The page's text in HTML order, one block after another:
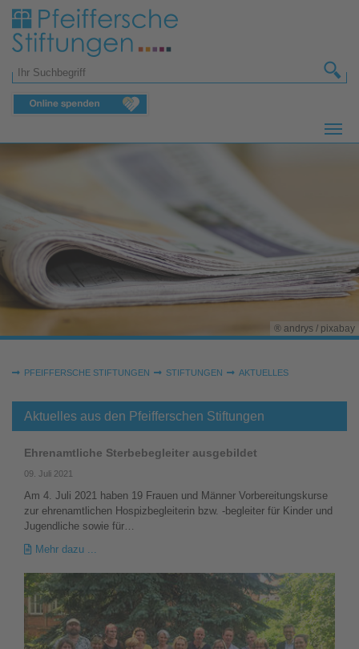
Zum Hauptinhalt springen
Suchformular
® andrys / pixabay
Sie sind hier:
PFEIFFERSCHE STIFTUNGEN STIFTUNGEN AKTUELLES
Aktuelles aus den Pfeifferschen Stiftungen
Ehrenamtliche Sterbebegleiter ausgebildet
09. Juli 2021
Am 4. Juli 2021 haben 19 Frauen und Männer Vorbereitungskurse
zur ehrenamtlichen Hospizbegleiterin bzw. -begleiter für Kinder und
Jugendliche sowie für…
Mehr dazu ...